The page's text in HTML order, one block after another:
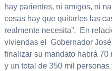
hay parientes, ni amigos, ni
cosas hay que quitarles las
realmente necesita”. En
viviendas el Gobernador
finalizar su mandato habrá
y un total de 350 mil